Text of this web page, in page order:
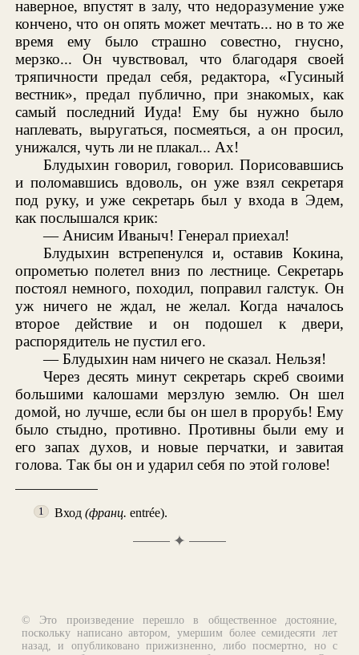
наверное, впустят в залу, что недоразумение уже
кончено, что он опять может мечтать... но в то же
время ему было страшно совестно, гнусно,
мерзко... Он чувствовал, что благодаря своей
тряпичности предал себя, редактора, «Гусиный
вестник», предал публично, при знакомых, как
самый последний Иуда! Ему бы нужно было
наплевать, выругаться, посмеяться, а он просил,
унижался, чуть ли не плакал... Ах!
Блудыхин говорил, говорил. Порисовавшись
и поломавшись вдоволь, он уже взял секретаря
под руку, и уже секретарь был у входа в Эдем,
как послышался крик:
— Анисим Иваныч! Генерал приехал!
Блудыхин встрепенулся и, оставив Кокина,
опрометью полетел вниз по лестнице. Секретарь
постоял немного, походил, поправил галстук. Он
уж ничего не ждал, не желал. Когда началось
второе действие и он подошел к двери,
распорядитель не пустил его.
— Блудыхин нам ничего не сказал. Нельзя!
Через десять минут секретарь скреб своими
большими калошами мерзлую землю. Он шел
домой, но лучше, если бы он шел в прорубь! Ему
было стыдно, противно. Противны были ему и
его запах духов, и новые перчатки, и завитая
голова. Так бы он и ударил себя по этой голове!
1 Вход(франц. entrée).
✦
© Это произведение перешло в общественное достояние,
поскольку написано автором, умершим более семидесяти лет
назад, и опубликовано прижизненно, либо посмертно, но с